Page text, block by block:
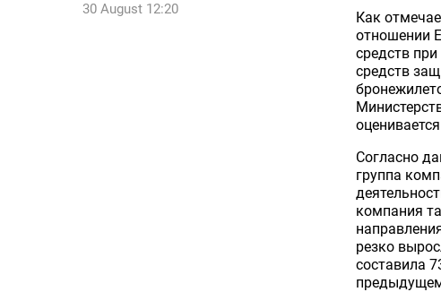
30 August 12:20
Как
отношении
средств
средств
Согласно
группа
компания
резко
составила